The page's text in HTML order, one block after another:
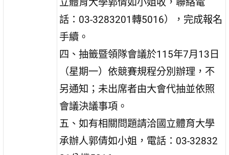
立體育大學郭倩如小姐收，聯絡電
話：03-3283201轉5016），完成報名
手續。
四、抽籤暨領隊會議於115年7月13日
（星期一）依競賽規程分別辦理，不
另通知；未出席者由大會代抽並依照
會議決議事項。
五、如有相關問題請洽國立體育大學
承辦人郭倩如小姐，電話：03-32832